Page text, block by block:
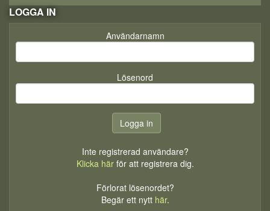
LOGGA IN
Användarnamn
Lösenord
Inte registrerad användare?
Klicka härför att registrera dig.
Förlorat lösenordet?
Begär ett nytt här.